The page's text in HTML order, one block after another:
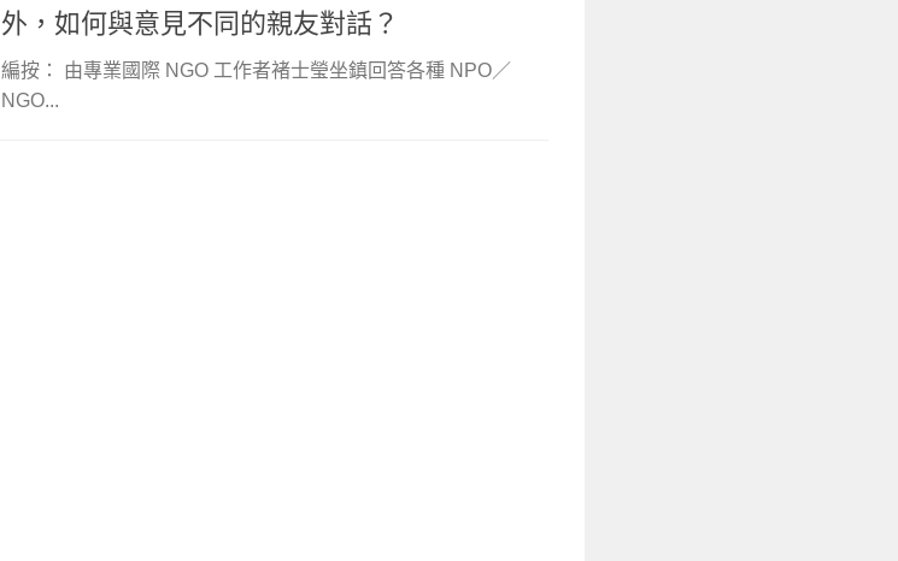
外，如何與意見不同的親友對話？
編按： 由專業國際 NGO 工作者褚士瑩坐鎮回答各種 NPO／
NGO...